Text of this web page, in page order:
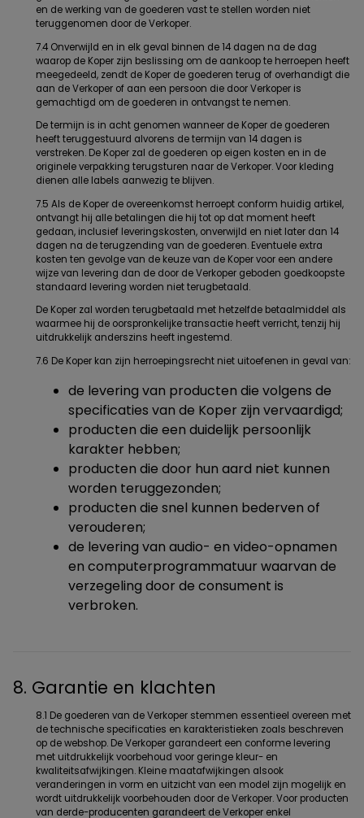
en de werking van de goederen vast te stellen worden niet
teruggenomen door de Verkoper.
7.4 Onverwijld en in elk geval binnen de 14 dagen na de dag
waarop de Koper zijn beslissing om de aankoop te herroepen heeft
meegedeeld, zendt de Koper de goederen terug of overhandigt die
aan de Verkoper of aan een persoon die door Verkoper is
gemachtigd om de goederen in ontvangst te nemen.
De termijn is in acht genomen wanneer de Koper de goederen
heeft teruggestuurd alvorens de termijn van 14 dagen is
verstreken. De Koper zal de goederen op eigen kosten en in de
originele verpakking terugsturen naar de Verkoper. Voor kleding
dienen alle labels aanwezig te blijven.
7.5 Als de Koper de overeenkomst herroept conform huidig artikel,
ontvangt hij alle betalingen die hij tot op dat moment heeft
gedaan, inclusief leveringskosten, onverwijld en niet later dan 14
dagen na de terugzending van de goederen. Eventuele extra
kosten ten gevolge van de keuze van de Koper voor een andere
wijze van levering dan de door de Verkoper geboden goedkoopste
standaard levering worden niet terugbetaald.
De Koper zal worden terugbetaald met hetzelfde betaalmiddel als
waarmee hij de oorspronkelijke transactie heeft verricht, tenzij hij
uitdrukkelijk anderszins heeft ingestemd.
7.6 De Koper kan zijn herroepingsrecht niet uitoefenen in geval van:
de levering van producten die volgens de
specificaties van de Koper zijn vervaardigd;
producten die een duidelijk persoonlijk
karakter hebben;
producten die door hun aard niet kunnen
worden teruggezonden;
producten die snel kunnen bederven of
verouderen;
de levering van audio- en video-opnamen
en computerprogrammatuur waarvan de
verzegeling door de consument is
verbroken.
8. Garantie en klachten
8.1 De goederen van de Verkoper stemmen essentieel overeen met
de technische specificaties en karakteristieken zoals beschreven
op de webshop. De Verkoper garandeert een conforme levering
met uitdrukkelijk voorbehoud voor geringe kleur- en
kwaliteitsafwijkingen. Kleine maatafwijkingen alsook
veranderingen in vorm en uitzicht van een model zijn mogelijk en
wordt uitdrukkelijk voorbehouden door de Verkoper. Voor producten
van derde-producenten garandeert de Verkoper enkel